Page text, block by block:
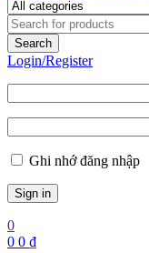
Login/Register
Ghi nhớ đăng nhập
0
0 0 ₫